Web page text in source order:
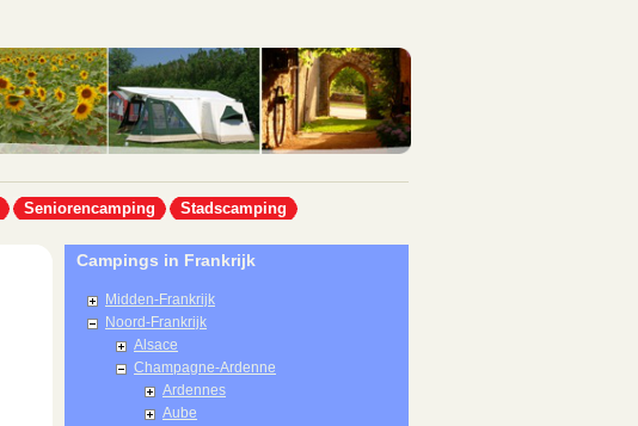
Seniorencamping Stadscamping
Campings in Frankrijk
Midden-Frankrijk
Noord-Frankrijk
Alsace
Champagne-Ardenne
Ardennes
Aube